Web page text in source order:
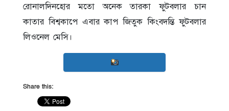
রোনালদিনহোর মতো অনেক তারকা ফুটবলার চান
কাতার বিশ্বকাপে এবার কাপ জিতুক কিংবদন্তি ফুটবলার
লিওনেল মেসি।
Share this: